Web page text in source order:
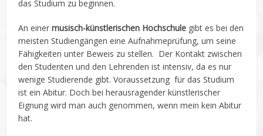
das Studium zu beginnen.
An einermusisch-künstlerischen Hochschule gibt es bei den
meisten Studiengängen eine Aufnahmeprüfung, um seine
Fähigkeiten unter Beweis zu stellen. Der Kontakt zwischen
den Studenten und den Lehrenden ist intensiv, da es nur
wenige Studierende gibt. Voraussetzung für das Studium
ist ein Abitur. Doch bei herausragender künstlerischer
Eignung wird man auch genommen, wenn mein kein Abitur
hat.